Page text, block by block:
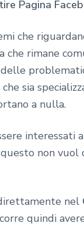
Pagina
che
rimane
sia
a nulla.
interessati
non
nel
quindi